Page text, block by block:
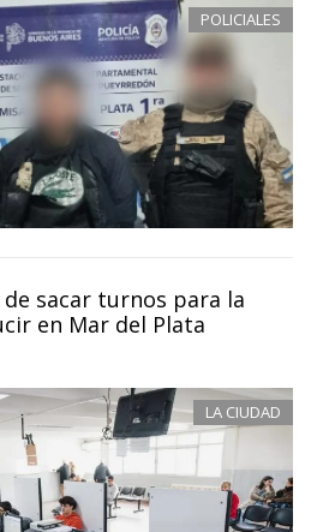
POLICIALES
sacar turnos para la
en Mar del Plata
LA CIUDAD